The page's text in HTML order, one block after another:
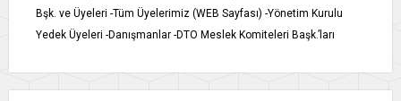
Bşk. ve Üyeleri -Tüm Üyelerimiz (WEB Sayfası) -Yönetim Kurulu
Yedek Üyeleri -Danışmanlar -DTO Meslek Komiteleri Başk.’ları